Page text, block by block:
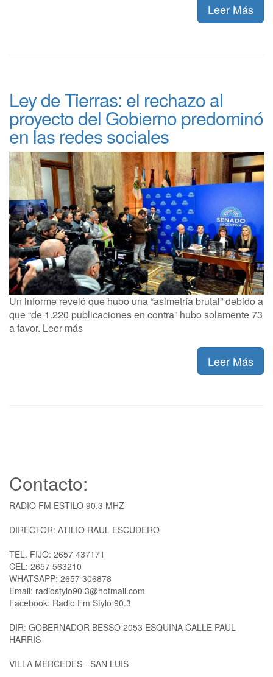
Leer Más
Ley de Tierras: el rechazo al
proyecto del Gobierno predominó
en las redes sociales
Un informe reveló que hubo una “asimetría brutal” debido a
que “de 1.220 publicaciones en contra” hubo solamente 73
a favor. Leer más
Leer Más
Contacto:
RADIO FM ESTILO 90.3 MHZ
DIRECTOR: ATILIO RAUL ESCUDERO
TEL. FIJO: 2657 437171
CEL: 2657 563210
WHATSAPP: 2657 306878
Email: radiostylo90.3@hotmail.com
Facebook: Radio Fm Stylo 90.3
DIR: GOBERNADOR BESSO 2053 ESQUINA CALLE PAUL
HARRIS
VILLA MERCEDES - SAN LUIS